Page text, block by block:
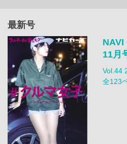
最新号
NAVI
11月
Vol.44
全123